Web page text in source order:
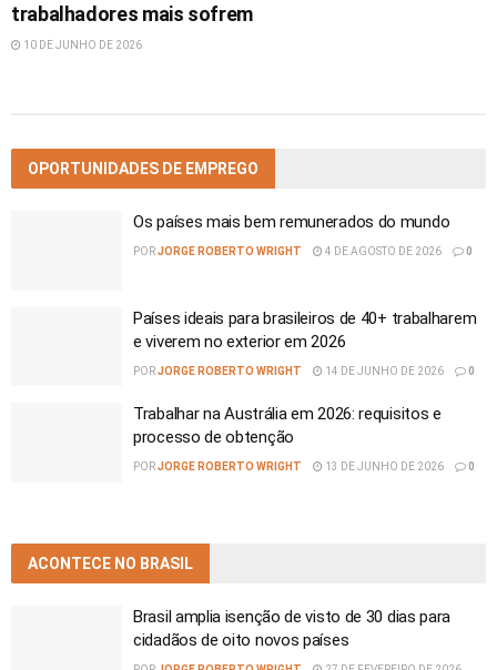
trabalhadores mais sofrem
10 DE JUNHO DE 2026
OPORTUNIDADES DE EMPREGO
Os países mais bem remunerados do mundo
PORJORGE ROBERTO WRIGHT 4 DE AGOSTO DE 2026 0
Países ideais para brasileiros de 40+ trabalharem
e viverem no exterior em 2026
PORJORGE ROBERTO WRIGHT 14 DE JUNHO DE 2026 0
Trabalhar na Austrália em 2026: requisitos e
processo de obtenção
PORJORGE ROBERTO WRIGHT 13 DE JUNHO DE 2026 0
ACONTECE NO BRASIL
Brasil amplia isenção de visto de 30 dias para
cidadãos de oito novos países